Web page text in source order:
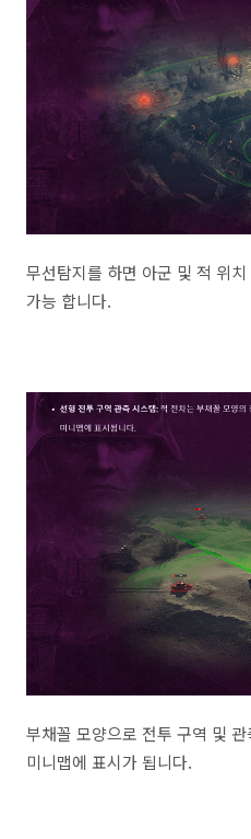
무선탐지를 하면 아군 및 적 위
가능 합니다.
부채꼴 모양으로 전투 구역 및
미니맵에 표시가 됩니다.